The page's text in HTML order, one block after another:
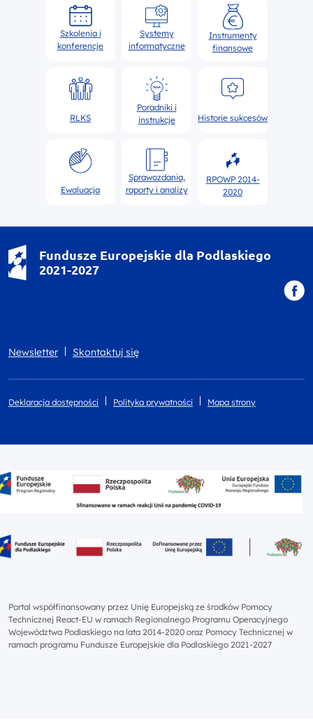
Szkolenia i
konferencje
Systemy
informatyczne
Instrumenty
finansowe
RLKS
Poradniki i
instrukcje
Historie sukcesów
Ewaluacja
Sprawozdania,
raporty i analizy
RPOWP 2014-
2020
Fundusze Europejskie dla Podlaskiego
2021-2027
Newsletter Skontaktuj się
Deklaracja dostępności Polityka prywatności Mapa strony
Portal współfinansowany przez Unię Europejską ze środków Pomocy
Technicznej React-EU w ramach Regionalnego Programu Operacyjnego
Województwa Podlaskiego na lata 2014-2020 oraz Pomocy Technicznej w
ramach programu Fundusze Europejskie dla Podlaskiego 2021-2027